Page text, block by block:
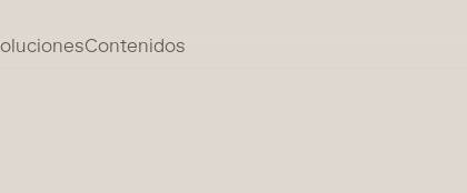
Contenidos